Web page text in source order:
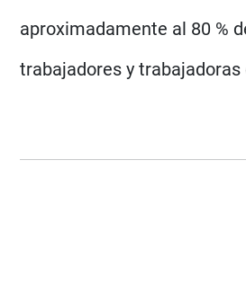
aproximadamente al 80 %
trabajadores y trabajadoras